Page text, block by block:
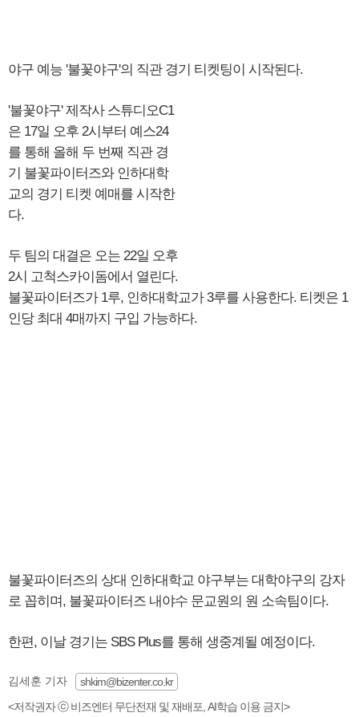
야구 예능 '불꽃야구'의 직관 경기 티켓팅이 시작된다.
'불꽃야구' 제작사 스튜디오C1
은 17일 오후 2시부터 예스24
를 통해 올해 두 번째 직관 경
기 불꽃파이터즈와 인하대학
교의 경기 티켓 예매를 시작한
다.
두 팀의 대결은 오는 22일 오후
2시 고척스카이돔에서 열린다.
불꽃파이터즈가 1루, 인하대학교가 3루를 사용한다. 티켓은 1
인당 최대 4매까지 구입 가능하다.
불꽃파이터즈의 상대 인하대학교 야구부는 대학야구의 강자
로 꼽히며, 불꽃파이터즈 내야수 문교원의 원 소속팀이다.
한편, 이날 경기는 SBS Plus를 통해 생중계될 예정이다.
김세훈 기자
shkim@bizenter.co.kr
<저작권자 ⓒ 비즈엔터 무단전재 및 재배포, AI학습 이용 금지>